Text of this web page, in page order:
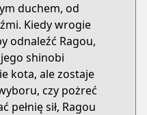
duchem, od
Kiedy wrogie
odnaleźć Ragou,
shinobi
kota, ale zostaje
czy pożreć
pełnię sił, Ragou